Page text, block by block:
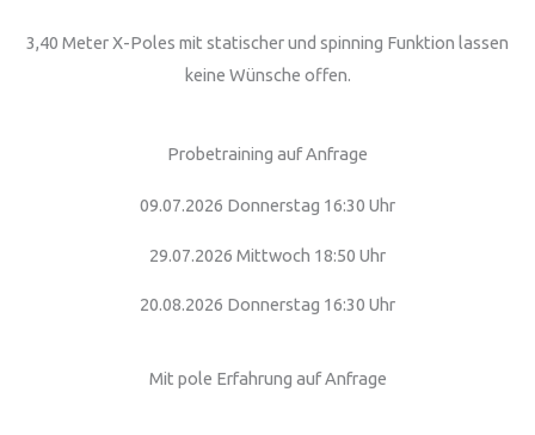
3,40 Meter X-Poles mit statischer und spinning Funktion lassen
keine Wünsche offen.
Probetraining auf Anfrage
09.07.2026 Donnerstag 16:30 Uhr
29.07.2026 Mittwoch 18:50 Uhr
20.08.2026 Donnerstag 16:30 Uhr
Mit pole Erfahrung auf Anfrage